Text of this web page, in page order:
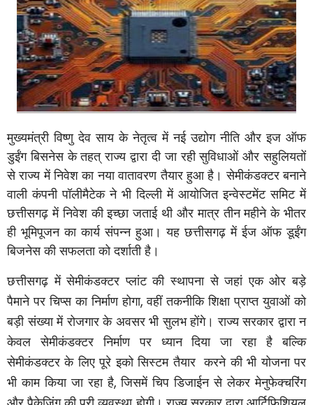
मुख्यमंत्री विष्णु देव साय के नेतृत्व में नई उद्योग नीति और इज ऑफ
डुईंग बिसनेस के तहत् राज्य द्वारा दी जा रही सुविधाओं और सहुलियतों
से राज्य में निवेश का नया वातावरण तैयार हुआ है। सेमीकंडक्टर बनाने
वाली कंपनी पॉलीमैटेक ने भी दिल्ली में आयोजित इन्वेस्टमेंट समिट में
छत्तीसगढ़ में निवेश की इच्छा जताई थी और मात्र तीन महीने के भीतर
ही भूमिपूजन का कार्य संपन्न हुआ। यह छत्तीसगढ़ में ईज ऑफ डूईंग
बिजनेस की सफलता को दर्शाती है।
छत्तीसगढ़ में सेमीकंडक्टर प्लांट की स्थापना से जहां एक ओर बड़े
पैमाने पर चिप्स का निर्माण होगा,वहीं तकनीकि शिक्षा प्राप्त युवाओं को
बड़ी संख्या में रोजगार के अवसर भी सुलभ होंगे। राज्य सरकार द्वारा न
केवल सेमीकंडक्टर निर्माण पर ध्यान दिया जा रहा है बल्कि
सेमीकंडक्टर के लिए पूरे इको सिस्टम तैयार करने की भी योजना पर
भी काम किया जा रहा है,जिसमें चिप डिजाईन से लेकर मेनुफेक्चरिंग